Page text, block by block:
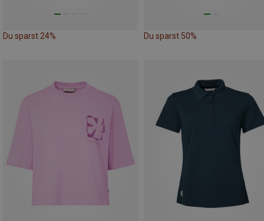
Du sparst 24% Du sparst 50%